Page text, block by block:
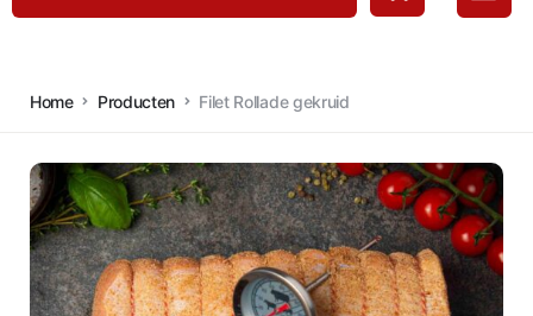
Home Producten Filet Rollade gekruid